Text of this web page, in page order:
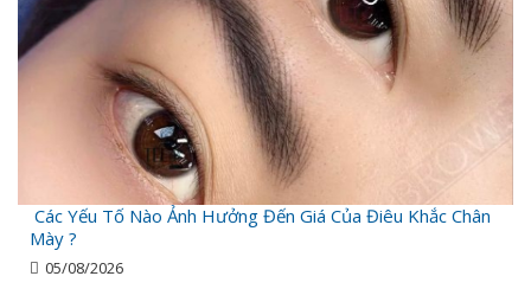
Các Yếu Tố Nào Ảnh Hưởng Đến Giá Của Điêu Khắc Chân
Mày ?
05/08/2026